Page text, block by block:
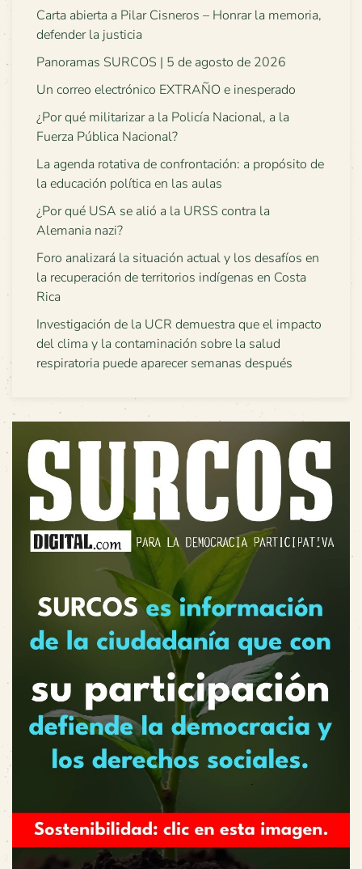
Carta abierta a Pilar Cisneros – Honrar la memoria,
defender la justicia
Panoramas SURCOS | 5 de agosto de 2026
Un correo electrónico EXTRAÑO e inesperado
¿Por qué militarizar a la Policía Nacional, a la
Fuerza Pública Nacional?
La agenda rotativa de confrontación: a propósito de
la educación política en las aulas
¿Por qué USA se alió a la URSS contra la
Alemania nazi?
Foro analizará la situación actual y los desafíos en
la recuperación de territorios indígenas en Costa
Rica
Investigación de la UCR demuestra que el impacto
del clima y la contaminación sobre la salud
respiratoria puede aparecer semanas después